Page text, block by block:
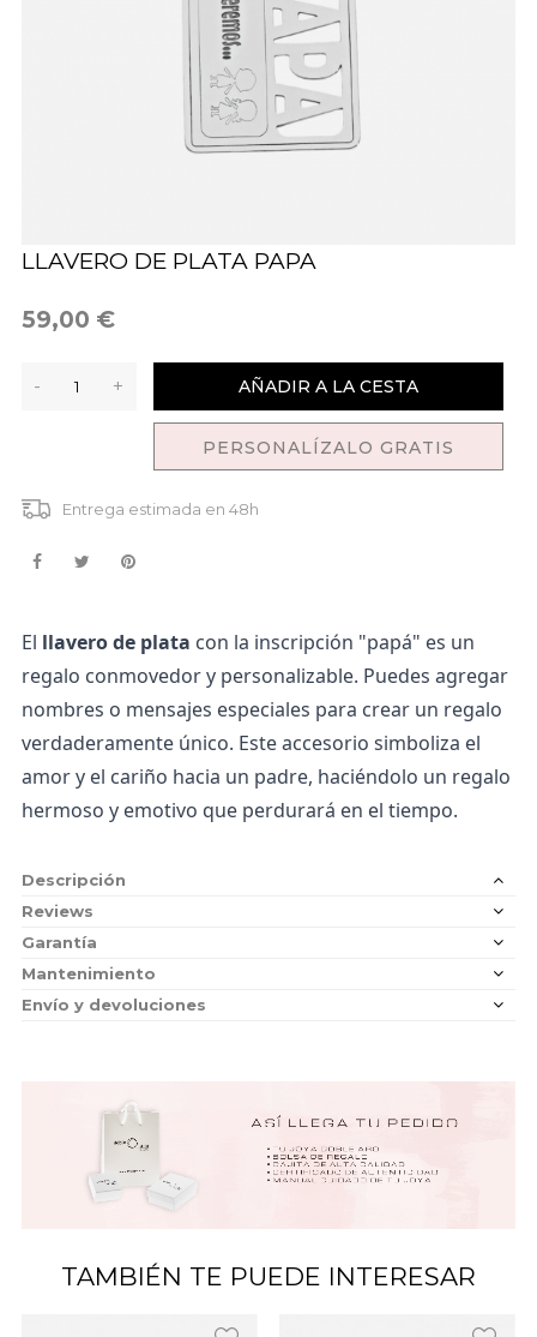
LLAVERO DE PLATA PAPA
59,00 €
- + AÑADIR A LA CESTA
PERSONALÍZALO GRATIS
Entrega estimada en 48h
El llavero de plata con la inscripción "papá" es un
regalo conmovedor y personalizable. Puedes agregar
nombres o mensajes especiales para crear un regalo
verdaderamente único. Este accesorio simboliza el
amor y el cariño hacia un padre, haciéndolo un regalo
hermoso y emotivo que perdurará en el tiempo.
Descripción
Reviews
Garantía
Mantenimiento
Envío y devoluciones
TAMBIÉN TE PUEDE INTERESAR